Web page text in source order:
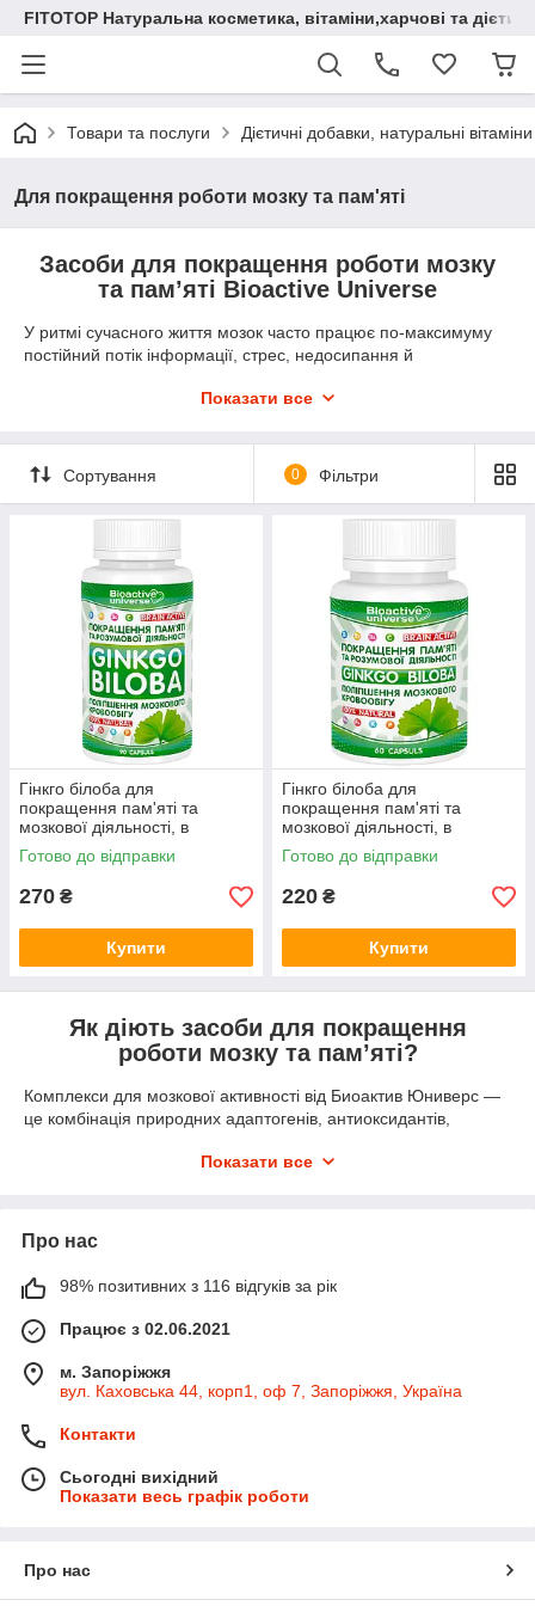
FITOTOP Натуральна косметика, вітаміни,харчові та
Товари та послуги Дієтичні добавки, натуральні
Для покращення роботи мозку та пам'яті
Засоби для покращення роботи мозку
та пам’яті Bioactive Universe
У ритмі сучасного життя мозок часто працює по-максимуму
постійний потік інформації, стрес, недосипання й
концентрації, погіршення пам’яті й швидкої втомлюваності.
самопочуття. Саме через це стають популярними натуральні
комплекси, які підтримують роботу нервової системи.
Бренд Bioactive Universe пропонує якісні засоби з природних
компонентів, що покращують мозкову діяльність, пам’ять й
здатність до навчання. Це ефективна підтримка для
студентів, фахівців інтелектуальної праці, людей старшого
віку — усіх, хто хоче залишатися ментально активним і
зібраним щодня. Пропонуємо придбати Капсули для
покращення роботи мозку та пам’яті з гінкго білобою просто
зараз за ціною виробника, щоб заощадити й отримати
максимум користі.
Показати все
Сортування 0 Фільтри
Гінкго білоба для
покращення пам'яті та
мозкової діяльності, в
капсулах №90
Готово до відправки
270 ₴
Купити
Гінкго білоба для
покращення пам'яті та
мозкової діяльності, в
капсулах №60
Готово до відправки
220 ₴
Купити
Як діють засоби для покращення
роботи мозку та пам’яті?
Комплекси для мозкової активності від Биоактив Юниверс —
це комбінація природних адаптогенів, антиоксидантів,
● захищають клітини від окисного стресу.
Особливістю продукції є саме біоактивність — здатність
швидко засвоюватися організмом без додаткового
навантаження печінки й травної системи. Усі формули
розроблені з урахуванням сучасних наукових досліджень у
й інші продукти для імунітету, серця, суглобів і загального
Корисні властивості
багатовекторну дію. Основні переваги їх використання
полягають у наступному:
Показати все
Про нас
98% позитивних з 116 відгуків за рік
Працює з 02.06.2021
м. Запоріжжя
вул. Каховська 44, корп1, оф 7, Запоріжжя, Україна
Контакти
Сьогодні вихідний
Показати весь графік роботи
Про нас